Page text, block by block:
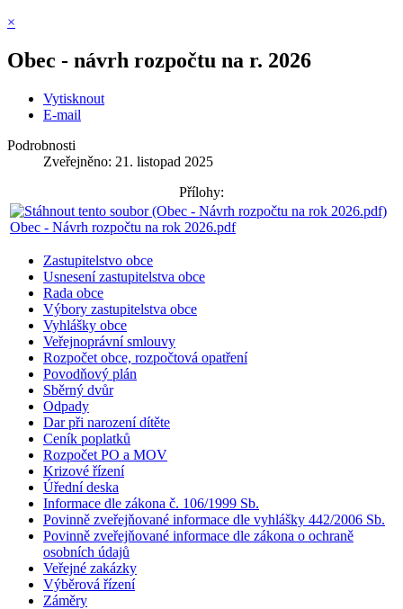
×
Obec - návrh rozpočtu na r. 2026
Vytisknout
E-mail
Podrobnosti
Zveřejněno: 21. listopad 2025
Přílohy:
Obec - Návrh rozpočtu na rok 2026.pdf
Zastupitelstvo obce
Usnesení zastupitelstva obce
Rada obce
Výbory zastupitelstva obce
Vyhlášky obce
Veřejnoprávní smlouvy
Rozpočet obce, rozpočtová opatření
Povodňový plán
Sběrný dvůr
Odpady
Dar při narození dítěte
Ceník poplatků
Rozpočet PO a MOV
Krizové řízení
Úřední deska
Informace dle zákona č. 106/1999 Sb.
Povinně zveřejňované informace dle vyhlášky 442/2006 Sb.
Povinně zveřejňované informace dle zákona o ochraně
osobních údajů
Veřejné zakázky
Výběrová řízení
Záměry